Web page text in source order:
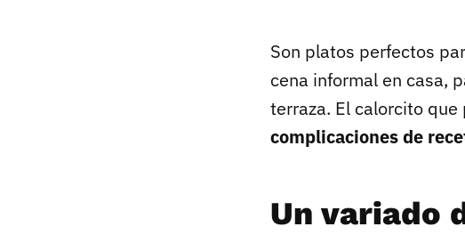
Son platos perfectos
cena informal en casa,
terraza. El calorcito
complicaciones de
Un variado